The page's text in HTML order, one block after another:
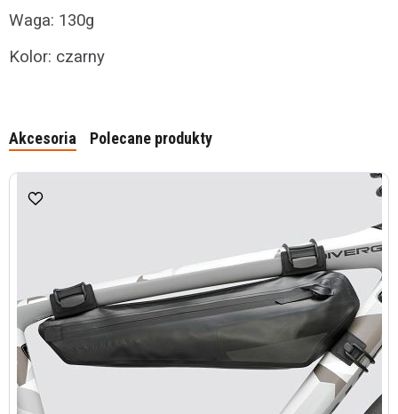
Waga: 130g
Kolor: czarny
Akcesoria Polecane produkty